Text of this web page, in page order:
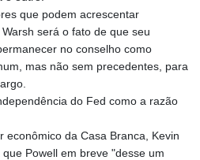
MVR 15.44974
MWK
1733.55625
MXN 17.20344
MZN 63.909904
NGN
1362.697181
que podem acrescentar
será o fato de que seu
no conselho como
mas não sem precedentes, para
do Fed como a razão
econômico da Casa Branca, Kevin
Powell em breve "desse um